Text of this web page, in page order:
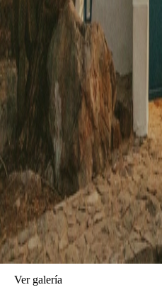
Ver galería